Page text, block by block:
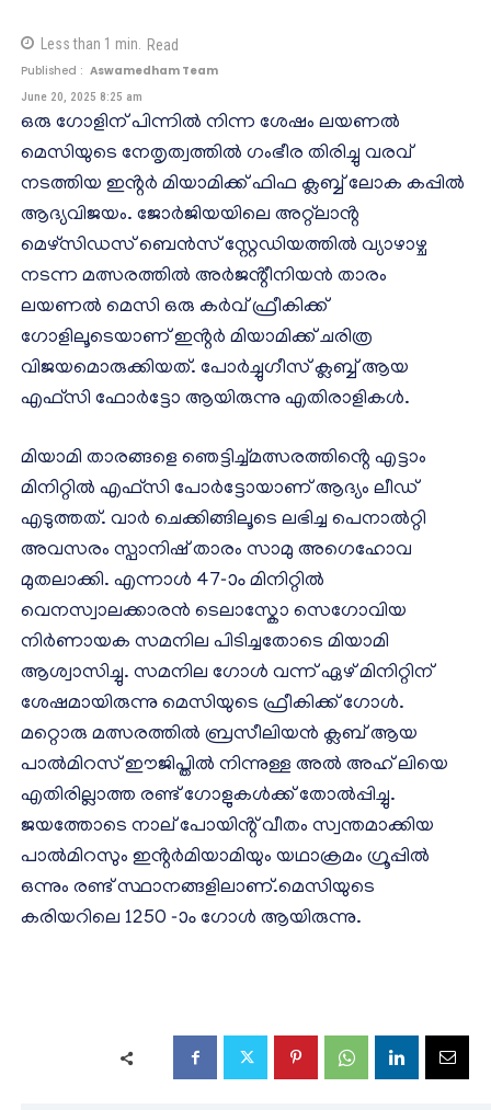
Less than 1 min. Read
Published : Aswamedham Team
June 20, 2025 8:25 am
ഒരു ഗോളിന് പിന്നിൽ നിന്ന ശേഷം ലയണൽ
മെസിയുടെ നേതൃത്വത്തിൽ ഗംഭീര തിരിച്ചു വരവ്
നടത്തിയ ഇൻ്റർ മിയാമിക്ക് ഫിഫ ക്ലബ്ബ് ലോക കപ്പിൽ
ആദ്യവിജയം. ജോർജിയയിലെ അറ്റ്‌ലാൻ്റ
മെഴ്‌സിഡസ് ബെൻസ് സ്റ്റേഡിയത്തിൽ വ്യാഴാഴ്ച
നടന്ന മത്സരത്തിൽ അർജൻ്റീനിയൻ താരം
ലയണൽ മെസി ഒരു കർവ് ഫ്രീകിക്ക്
ഗോളിലൂടെയാണ് ഇൻ്റർ മിയാമിക്ക് ചരിത്ര
വിജയമൊരുക്കിയത്. പോർച്ചുഗീസ് ക്ലബ്ബ് ആയ
എഫ്സി ഫോർട്ടോ ആയിരുന്നു എതിരാളികൾ.
മിയാമി താരങ്ങളെ ഞെട്ടിച്ച്മത്സരത്തിൻ്റെ എട്ടാം
മിനിറ്റിൽ എഫ്സി പോർട്ടോയാണ് ആദ്യം ലീഡ്
എടുത്തത്. വാർ ചെക്കിങ്ങിലൂടെ ലഭിച്ച പെനാൽറ്റി
അവസരം സ്പാനിഷ് താരം സാമു അഗെഹോവ
മുതലാക്കി. എന്നാൾ 47-ാം മിനിറ്റിൽ
വെനസ്വാലക്കാരൻ ടെലാസ്കോ സെഗോവിയ
നിർണായക സമനില പിടിച്ചതോടെ മിയാമി
ആശ്വാസിച്ചു. സമനില ഗോൾ വന്ന് ഏഴ് മിനിറ്റിന്
ശേഷമായിരുന്നു മെസിയുടെ ഫ്രീകിക്ക് ഗോൾ.
മറ്റൊരു മത്സരത്തിൽ ബ്രസീലിയൻ ക്ലബ് ആയ
പാൽമിറസ് ഈജിപ്തിൽ നിന്നുള്ള അൽ അഹ് ലിയെ
എതിരില്ലാത്ത രണ്ട് ഗോളുകൾക്ക് തോൽപ്പിച്ചു.
ജയത്തോടെ നാല് പോയിൻ്റ് വീതം സ്വന്തമാക്കിയ
പാൽമിറസും ഇൻ്റർമിയാമിയും യഥാക്രമം ഗ്രൂപ്പിൽ
ഒന്നും രണ്ട് സ്ഥാനങ്ങളിലാണ്.മെസിയുടെ
കരിയറിലെ 1250 -ാം ഗോൾ ആയിരുന്നു.